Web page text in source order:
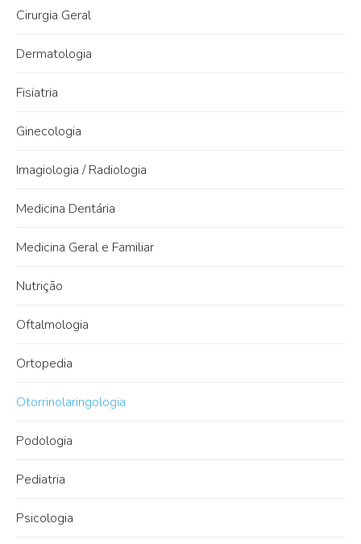
Cirurgia Geral
Dermatologia
Fisiatria
Ginecologia
Imagiologia / Radiologia
Medicina Dentária
Medicina Geral e Familiar
Nutrição
Oftalmologia
Ortopedia
Otorrinolaringologia
Podologia
Pediatria
Psicologia